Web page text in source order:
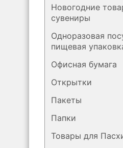
Новогодние
сувениры
Одноразовая
пищевая
Офисная бумага
Открытки
Пакеты
Папки
Товары для